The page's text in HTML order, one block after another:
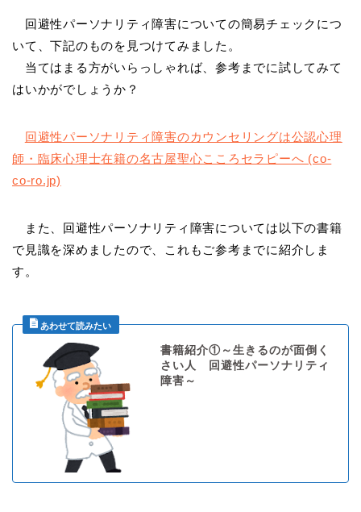
回避性パーソナリティ障害についての簡易チェックにつ
いて、下記のものを見つけてみました。
当てはまる方がいらっしゃれば、参考までに試してみて
はいかがでしょうか？
回避性パーソナリティ障害のカウンセリングは公認心理
師・臨床心理士在籍の名古屋聖心こころセラピーへ (co-
co-ro.jp)
また、回避性パーソナリティ障害については以下の書籍
で見識を深めましたので、これもご参考までに紹介しま
す。
書籍紹介①～生きるのが面倒く
さい人 回避性パーソナリティ
障害～